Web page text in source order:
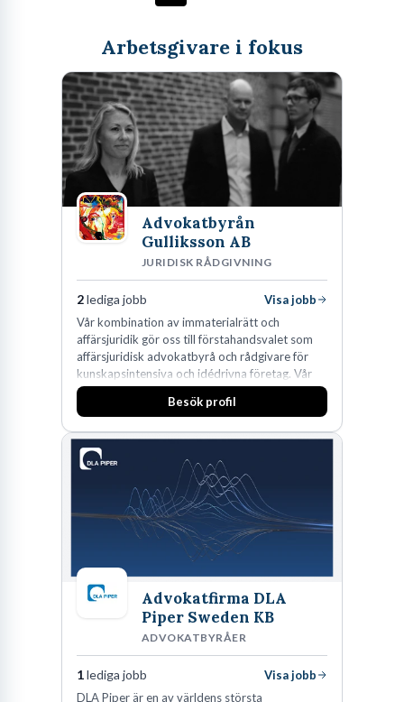
Arbetsgivare i fokus
Advokatbyrån
Gulliksson AB
JURIDISK RÅDGIVNING
2lediga jobb
Visa jobb
Vår kombination av immaterialrätt och
affärsjuridik gör oss till förstahandsvalet som
affärsjuridisk advokatbyrå och rådgivare för
kunskapsintensiva och idédrivna företag. Vår
expertis inom IP-tillgångar har gett oss en
marknadsledande position. Våra klienter väljer
skydda, utveckla och kommersialisera
företagets viktigaste tillgångar.
Besök profil
Advokatfirma DLA
Piper Sweden KB
ADVOKATBYRÅER
1lediga jobb
Visa jobb
DLA Piper är en av världens största